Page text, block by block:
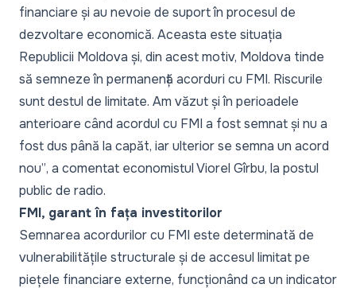
financiare și au nevoie de suport în procesul de
dezvoltare economică. Aceasta este situația
Republicii Moldova și, din acest motiv, Moldova tinde
să semneze în permanență acorduri cu FMI. Riscurile
sunt destul de limitate. Am văzut și în perioadele
anterioare când acordul cu FMI a fost semnat și nu a
fost dus până la capăt, iar ulterior se semna un acord
nou”, a comentat economistul Viorel Gîrbu, la postul
public de radio.
FMI, garant în fața investitorilor
Semnarea acordurilor cu FMI este determinată de
vulnerabilitățile structurale și de accesul limitat pe
piețele financiare externe, funcționând ca un indicator